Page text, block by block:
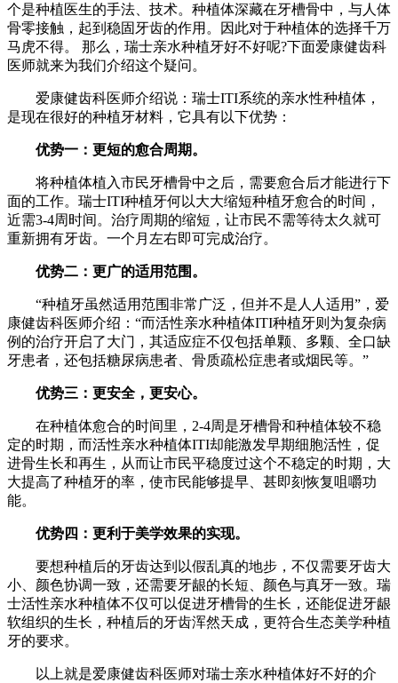
个是种植医生的手法、技术。种植体深藏在牙槽骨中，与人体
骨零接触，起到稳固牙齿的作用。因此对于种植体的选择千万
马虎不得。 那么，瑞士亲水种植牙好不好呢?下面爱康健齿科
医师就来为我们介绍这个疑问。
爱康健齿科医师介绍说：瑞士ITI系统的亲水性种植体，
是现在很好的种植牙材料，它具有以下优势：
优势一：更短的愈合周期。
将种植体植入市民牙槽骨中之后，需要愈合后才能进行下
面的工作。瑞士ITI种植牙何以大大缩短种植牙愈合的时间，
近需3-4周时间。治疗周期的缩短，让市民不需等待太久就可
重新拥有牙齿。一个月左右即可完成治疗。
优势二：更广的适用范围。
“种植牙虽然适用范围非常广泛，但并不是人人适用”，爱
康健齿科医师介绍：“而活性亲水种植体ITI种植牙则为复杂病
例的治疗开启了大门，其适应症不仅包括单颗、多颗、全口缺
牙患者，还包括糖尿病患者、骨质疏松症患者或烟民等。”
优势三：更安全，更安心。
在种植体愈合的时间里，2-4周是牙槽骨和种植体较不稳
定的时期，而活性亲水种植体ITI却能激发早期细胞活性，促
进骨生长和再生，从而让市民平稳度过这个不稳定的时期，大
大提高了种植牙的率，使市民能够提早、甚即刻恢复咀嚼功
能。
优势四：更利于美学效果的实现。
要想种植后的牙齿达到以假乱真的地步，不仅需要牙齿大
小、颜色协调一致，还需要牙龈的长短、颜色与真牙一致。瑞
士活性亲水种植体不仅可以促进牙槽骨的生长，还能促进牙龈
软组织的生长，种植后的牙齿浑然天成，更符合生态美学种植
牙的要求。
以上就是爱康健齿科医师对瑞士亲水种植体好不好的介